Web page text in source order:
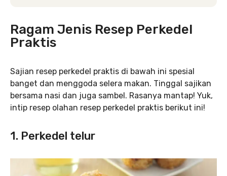
Ragam Jenis Resep Perkedel
Praktis
Sajian resep perkedel praktis di bawah ini spesial
banget dan menggoda selera makan. Tinggal sajikan
bersama nasi dan juga sambel. Rasanya mantap! Yuk,
intip resep olahan resep perkedel praktis berikut ini!
1. Perkedel telur